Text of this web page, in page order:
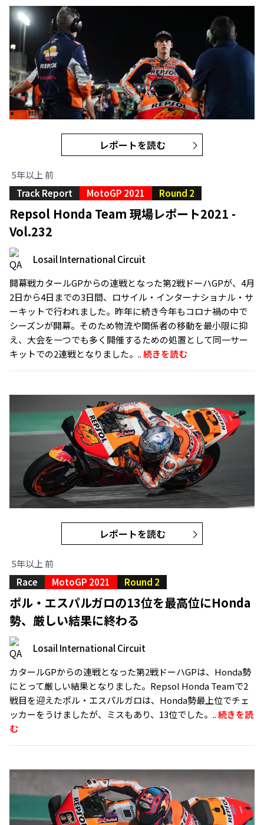
レポートを読む
5年以上 前
Track Report
MotoGP 2021 Round 2
Repsol Honda Team 現場レポート2021 -
Vol.232
Losail International Circuit
開幕戦カタールGPからの連戦となった第2戦ドーハGPが、4月
2日から4日までの3日間、ロサイル・インターナショナル・サ
ーキットで行われました。昨年に続き今年もコロナ禍の中で
シーズンが開幕。そのため物流や関係者の移動を最小限に抑
え、大会を一つでも多く開催するための処置として同一サー
キットでの2連戦となりました。..続きを読む
レポートを読む
5年以上 前
Race
MotoGP 2021 Round 2
ポル・エスパルガロの13位を最高位にHonda
勢、厳しい結果に終わる
Losail International Circuit
カタールGPからの連戦となった第2戦ドーハGPは、Honda勢
にとって厳しい結果となりました。Repsol Honda Teamで2
戦目を迎えたポル・エスパルガロは、Honda勢最上位でチェ
ッカーをうけましたが、ミスもあり、13位でした。..続きを読
む